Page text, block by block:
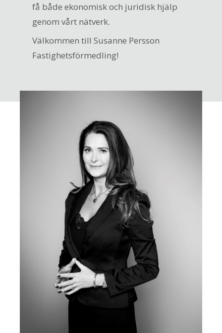
få både ekonomisk och juridisk hjälp
genom vårt nätverk.
Välkommen till Susanne Persson
Fastighetsförmedling!